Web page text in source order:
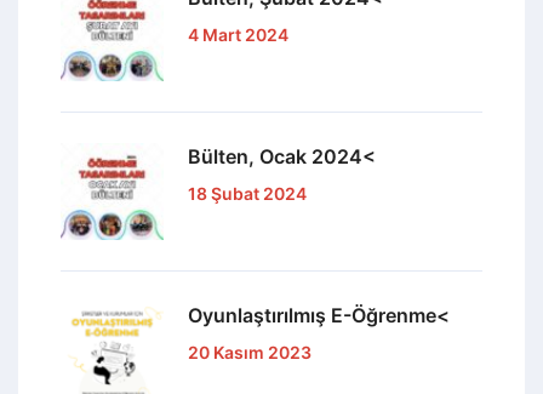
4 Mart 2024
Bülten, Ocak 2024<
18 Şubat 2024
Oyunlaştırılmış E-Öğrenme<
20 Kasım 2023